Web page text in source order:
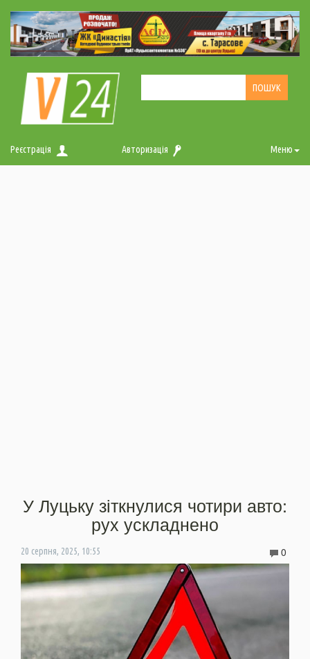
Реєстрація Авторизація Меню
У Луцьку зіткнулися чотири авто:
рух ускладнено
20 серпня, 2025, 10:55 0